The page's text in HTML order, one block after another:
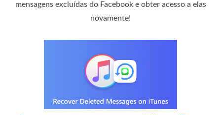
mensagens excluídas do Facebook e obter acesso a elas
novamente!